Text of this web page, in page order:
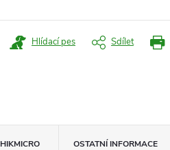
Hlídací pes Sdílet
HIKMICRO OSTATNÍ INFORMACE